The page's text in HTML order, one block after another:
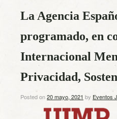
La Agencia
programado, en
Internacional
Privacidad,
Posted on20 mayo, 2021 by Eventos